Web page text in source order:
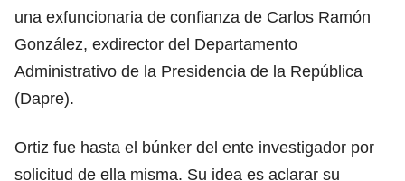
una exfuncionaria de confianza de Carlos Ramón
González, exdirector del Departamento
Administrativo de la Presidencia de la República
(Dapre).
Ortiz fue hasta el búnker del ente investigador por
solicitud de ella misma. Su idea es aclarar su